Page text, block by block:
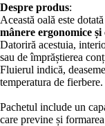
Despre produs:
Această oală este
mânere ergonomice
Datoriră acestuia,
sau de împrăștierea
Fluierul indică,
temperatura de fierbere.
Pachetul include un
care previne și